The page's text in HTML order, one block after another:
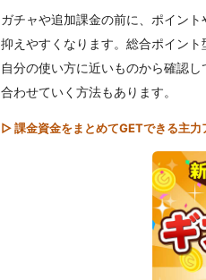
ガチャや追加課金の前に、ポイン
抑えやすくなります。総合ポイント
自分の使い方に近いものから確認
合わせていく方法もあります。
▷ 課金資金をまとめてGETできる主力